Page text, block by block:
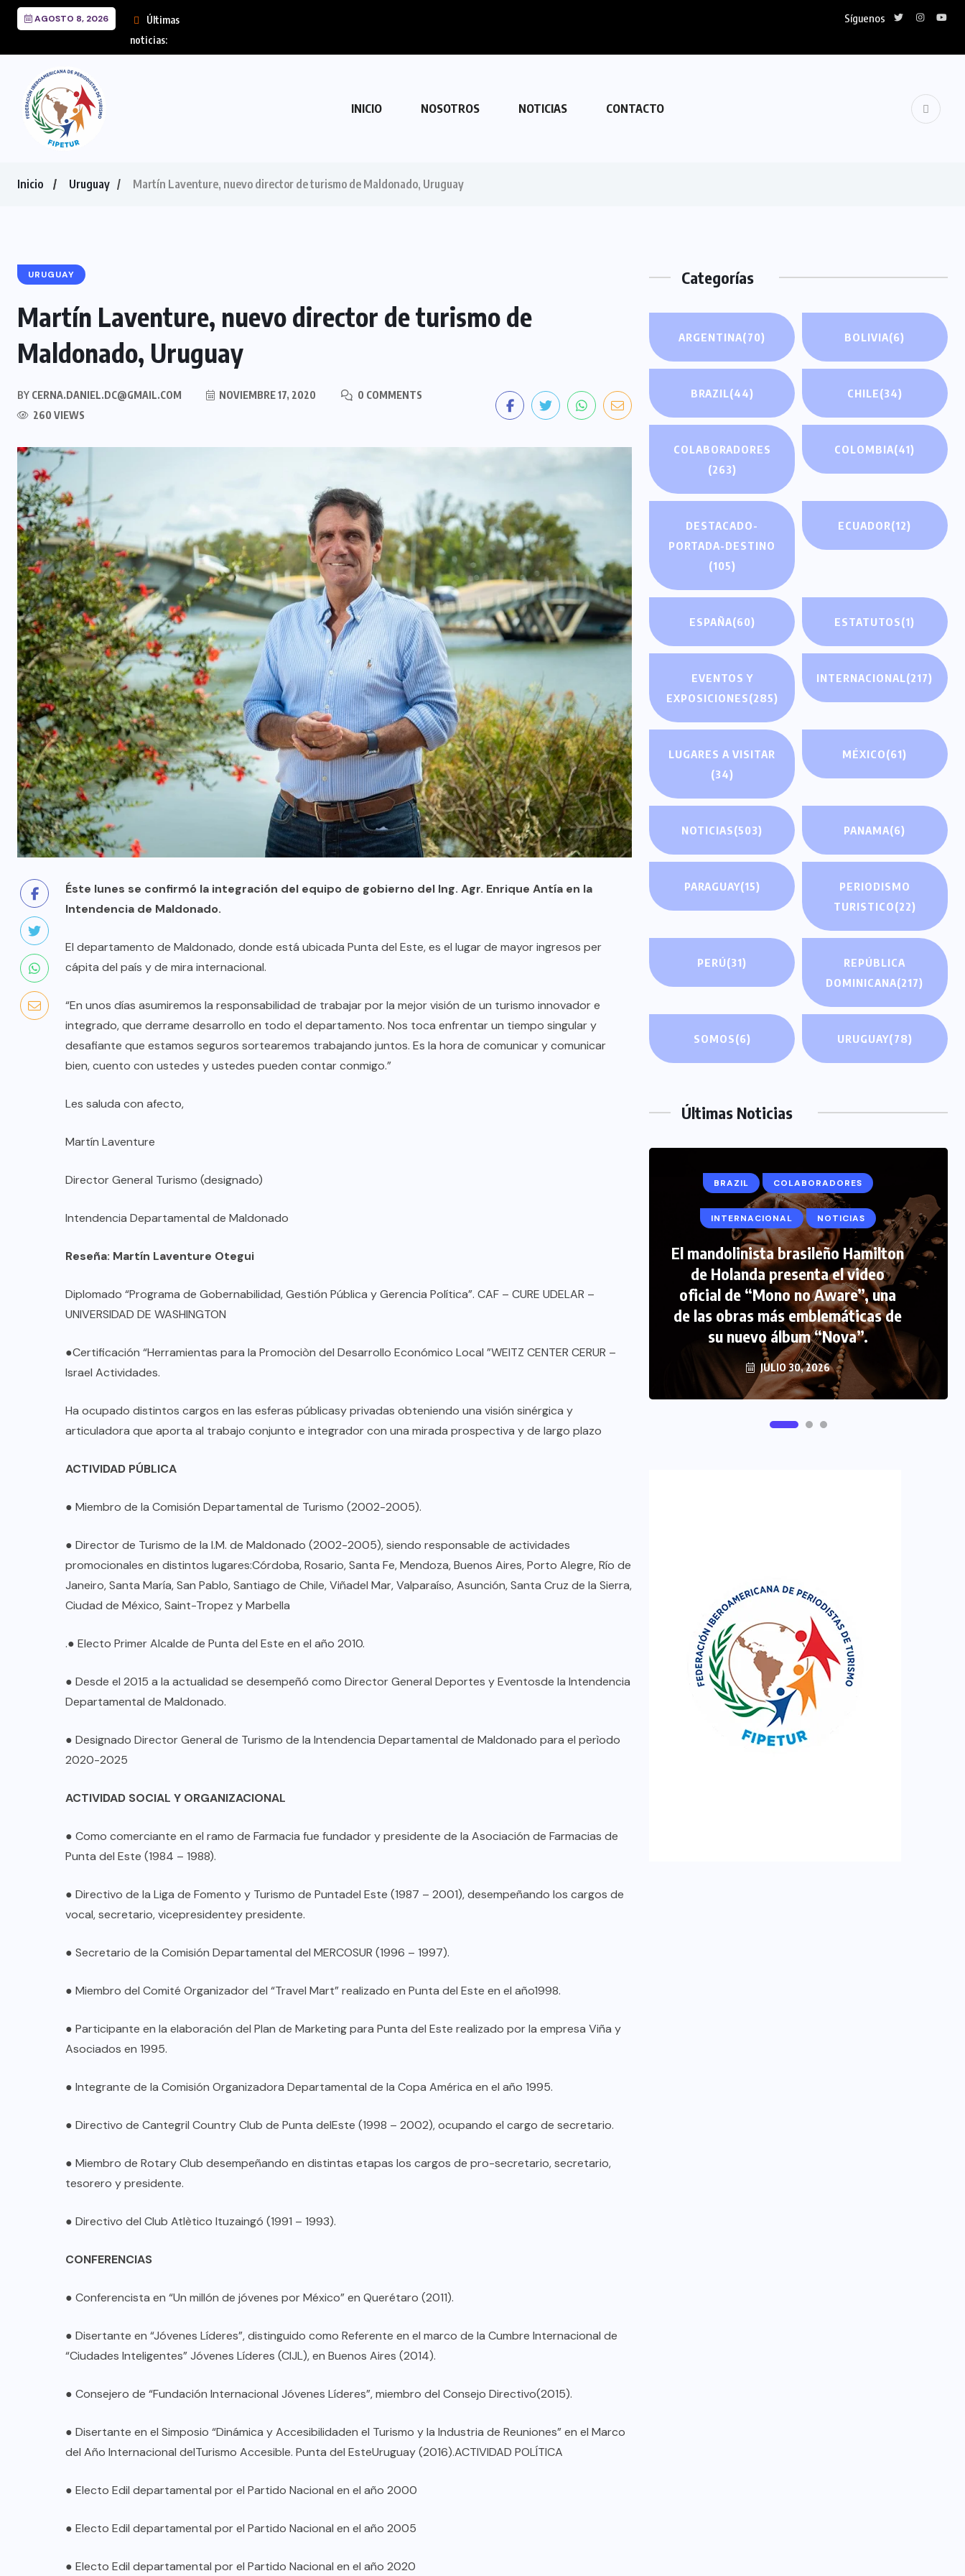
AGOSTO 8, 2026
Últimas
noticias:
Síguenos
INICIO NOSOTROS NOTICIAS CONTACTO
Inicio Uruguay Martín Laventure, nuevo director de turismo de Maldonado, Uruguay
URUGUAY
Martín Laventure, nuevo director de turismo de
Maldonado, Uruguay
BY CERNA.DANIEL.DC@GMAIL.COM NOVIEMBRE 17, 2020
0 COMMENTS
260 VIEWS
Éste lunes se confirmó la integración del equipo de gobierno del Ing. Agr. Enrique Antía en la
Intendencia de Maldonado.
El departamento de Maldonado, donde está ubicada Punta del Este, es el lugar de mayor ingresos per
cápita del país y de mira internacional.
“En unos días asumiremos la responsabilidad de trabajar por la mejor visión de un turismo innovador e
integrado, que derrame desarrollo en todo el departamento. Nos toca enfrentar un tiempo singular y
desafiante que estamos seguros sortearemos trabajando juntos. Es la hora de comunicar y comunicar
bien, cuento con ustedes y ustedes pueden contar conmigo.”
Les saluda con afecto,
Martín Laventure
Director General Turismo (designado)
Intendencia Departamental de Maldonado
Reseña: Martín Laventure Otegui
Diplomado “Programa de Gobernabilidad, Gestión Pública y Gerencia Política”. CAF – CURE UDELAR –
UNIVERSIDAD DE WASHINGTON
●Certificación “Herramientas para la Promociòn del Desarrollo Económico Local ”WEITZ CENTER CERUR –
Israel Actividades.
Ha ocupado distintos cargos en las esferas públicasy privadas obteniendo una visión sinérgica y
articuladora que aporta al trabajo conjunto e integrador con una mirada prospectiva y de largo plazo
ACTIVIDAD PÚBLICA
● Miembro de la Comisión Departamental de Turismo (2002-2005).
● Director de Turismo de la I.M. de Maldonado (2002-2005), siendo responsable de actividades
promocionales en distintos lugares:Córdoba, Rosario, Santa Fe, Mendoza, Buenos Aires, Porto Alegre, Río de
Janeiro, Santa María, San Pablo, Santiago de Chile, Viñadel Mar, Valparaíso, Asunción, Santa Cruz de la Sierra,
Ciudad de México, Saint-Tropez y Marbella
.● Electo Primer Alcalde de Punta del Este en el año 2010.
● Desde el 2015 a la actualidad se desempeñó como Director General Deportes y Eventosde la Intendencia
Departamental de Maldonado.
● Designado Director General de Turismo de la Intendencia Departamental de Maldonado para el perìodo
2020-2025
ACTIVIDAD SOCIAL Y ORGANIZACIONAL
● Como comerciante en el ramo de Farmacia fue fundador y presidente de la Asociación de Farmacias de
Punta del Este (1984 – 1988).
● Directivo de la Liga de Fomento y Turismo de Puntadel Este (1987 – 2001), desempeñando los cargos de
vocal, secretario, vicepresidentey presidente.
● Secretario de la Comisión Departamental del MERCOSUR (1996 – 1997).
● Miembro del Comité Organizador del “Travel Mart” realizado en Punta del Este en el año1998.
● Participante en la elaboración del Plan de Marketing para Punta del Este realizado por la empresa Viña y
Asociados en 1995.
● Integrante de la Comisión Organizadora Departamental de la Copa América en el año 1995.
● Directivo de Cantegril Country Club de Punta delEste (1998 – 2002), ocupando el cargo de secretario.
● Miembro de Rotary Club desempeñando en distintas etapas los cargos de pro-secretario, secretario,
tesorero y presidente.
● Directivo del Club Atlètico Ituzaingó (1991 – 1993).
CONFERENCIAS
● Conferencista en “Un millón de jóvenes por México” en Querétaro (2011).
● Disertante en “Jóvenes Líderes”, distinguido como Referente en el marco de la Cumbre Internacional de
“Ciudades Inteligentes” Jóvenes Líderes (CIJL), en Buenos Aires (2014).
● Consejero de “Fundación Internacional Jóvenes Líderes”, miembro del Consejo Directivo(2015).
● Disertante en el Simposio “Dinámica y Accesibilidaden el Turismo y la Industria de Reuniones” en el Marco
del Año Internacional delTurismo Accesible. Punta del EsteUruguay (2016).ACTIVIDAD POLÍTICA
● Electo Edil departamental por el Partido Nacional en el año 2000
● Electo Edil departamental por el Partido Nacional en el año 2005
● Electo Edil departamental por el Partido Nacional en el año 2020
Categorías
ARGENTINA(70) BOLIVIA(6)
BRAZIL(44) CHILE(34)
COLABORADORES
(263)
COLOMBIA(41)
DESTACADO-
PORTADA-DESTINO
(105)
ECUADOR(12)
ESPAÑA(60) ESTATUTOS(1)
EVENTOS Y
EXPOSICIONES(285)
INTERNACIONAL(217)
LUGARES A VISITAR
(34)
MÉXICO(61)
NOTICIAS(503) PANAMA(6)
PARAGUAY(15)
PERIODISMO
TURISTICO(22)
PERÚ(31)
REPÚBLICA
DOMINICANA(217)
SOMOS(6) URUGUAY(78)
Últimas Noticias
TULUM EN BANCARROTA
TURÍSTICA POR ABUSOS Y FALTA
oficial de “Mono no Aware”, una
COLABORADORES INTERNACIONAL
NOTICIAS PERIODISMO TURISTICO
FIPETUR se solidariza con
Venezuela
JUNIO 29, 2026